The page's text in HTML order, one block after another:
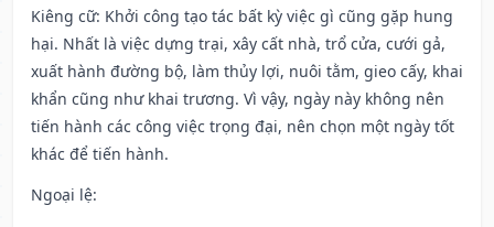
Kiêng cữ: Khởi công tạo tác bất kỳ việc gì cũng gặp hung
hại. Nhất là việc dựng trại, xây cất nhà, trổ cửa, cưới gả,
xuất hành đường bộ, làm thủy lợi, nuôi tằm, gieo cấy, khai
khẩn cũng như khai trương. Vì vậy, ngày này không nên
tiến hành các công việc trọng đại, nên chọn một ngày tốt
khác để tiến hành.
Ngoại lệ: